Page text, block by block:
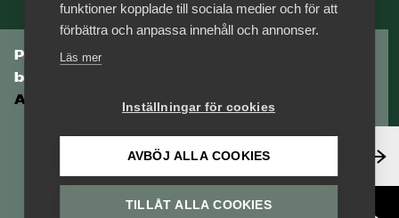
Prenumerera på Tågföretagens
branschnyhetsbrev
Aktuell info direkt i din inkorg.
Anmäl dig här
funktioner kopplade till sociala medier och för att
förbättra och anpassa innehåll och annonser.
Läs mer
Inställningar för cookies
AVBÖJ ALLA COOKIES
TILLÅT ALLA COOKIES